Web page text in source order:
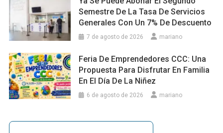
Semestre De La Tasa De Servicios
Generales Con Un 7% De Descuento
7 de agosto de 2026 mariano
Feria De Emprendedores CCC: Una
Propuesta Para Disfrutar En Familia
En El Día De La Niñez
6 de agosto de 2026 mariano